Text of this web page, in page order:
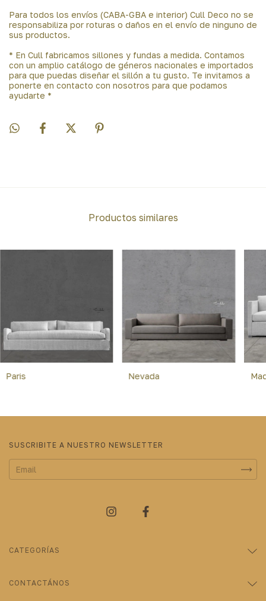
Para todos los envíos (CABA-GBA e interior) Cull Deco no se
responsabiliza por roturas o daños en el envío de ninguno de
sus productos.
* En Cull fabricamos sillones y fundas a medida. Contamos
con un amplio catálogo de géneros nacionales e importados
para que puedas diseñar el sillón a tu gusto. Te invitamos a
ponerte en contacto con nosotros para que podamos
ayudarte *
Productos similares
Paris Nevada
SUSCRIBITE A NUESTRO NEWSLETTER
CATEGORÍAS
CONTACTÁNOS